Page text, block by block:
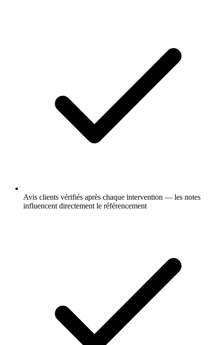
Avis clients vérifiés après chaque intervention — les notes
influencent directement le référencement